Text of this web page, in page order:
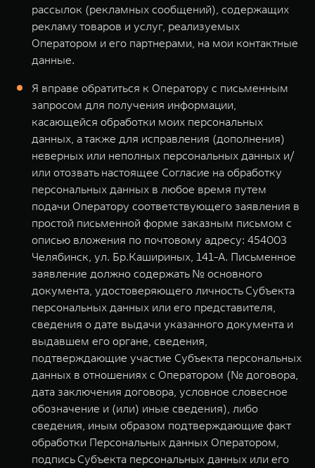
рассылок (рекламных сообщений), содержащих
рекламу товаров и услуг, реализуемых
Оператором и его партнерами, на мои контактные
данные.
Я вправе обратиться к Оператору с письменным
запросом для получения информации,
касающейся обработки моих персональных
данных, а также для исправления (дополнения)
неверных или неполных персональных данных и/
или отозвать настоящее Согласие на обработку
персональных данных в любое время путем
подачи Оператору соответствующего заявления в
простой письменной форме заказным письмом с
описью вложения по почтовому адресу: 454003
Челябинск, ул. Бр.Кашириных, 141-А. Письменное
заявление должно содержать № основного
документа, удостоверяющего личность Субъекта
персональных данных или его представителя,
сведения о дате выдачи указанного документа и
выдавшем его органе, сведения,
подтверждающие участие Субъекта персональных
данных в отношениях с Оператором (№ договора,
дата заключения договора, условное словесное
обозначение и (или) иные сведения), либо
сведения, иным образом подтверждающие факт
обработки Персональных данных Оператором,
подпись Субъекта персональных данных или его